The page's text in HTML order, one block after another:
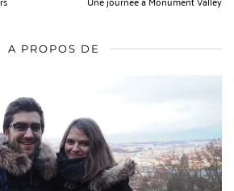
A PROPOS DE